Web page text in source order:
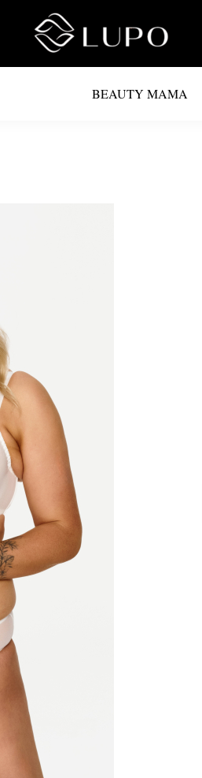
BEAUTY MAMA